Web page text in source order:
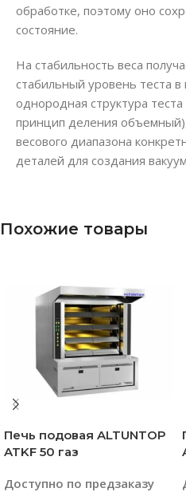
обработке, поэтому оно
состояние.
На стабильность веса
стабильный уровень теста
однородная структура
принцип деления
весового диапазона
деталей для создания
Похожие товары
Печь подовая ALTUNTOP
ATKF 50 газ
Доступно по предзаказу